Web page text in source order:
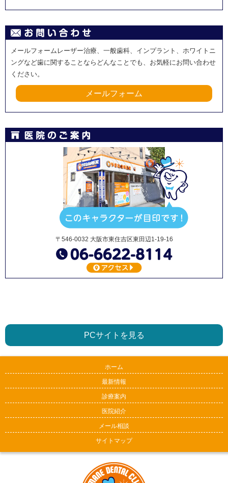
メールフォームレーザー治療、一般歯科、インプラント、ホワイトニ
ングなど歯に関することならどんなことでも、お気軽にお問い合わせ
ください。
メールフォーム
〒546-0032 大阪市東住吉区東田辺1-19-16
PCサイトを見る
ホーム
最新情報
診療案内
医院紹介
メール相談
サイトマップ